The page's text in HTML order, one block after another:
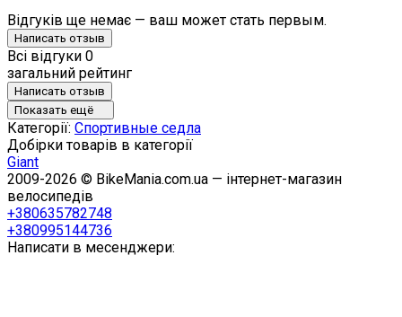
Відгуків ще немає — ваш может стать первым.
Написать отзыв
Всі відгуки 0
загальний рейтинг
Написать отзыв
Показать ещё
Категорії: Спортивные седла
Добірки товарів в категорії
Giant
2009-2026 © BikeMania.com.ua — інтернет-магазин
велосипедів
+380635782748
+380995144736
Написати в месенджери: